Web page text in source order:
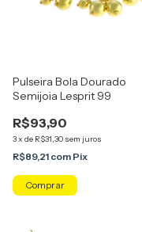
Pulseira Bola Dourado
Semijoia Lesprit 99
R$93,90
3x de R$31,30 sem juros
R$89,21 com Pix